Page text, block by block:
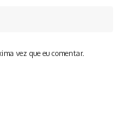
vez que eu comentar.